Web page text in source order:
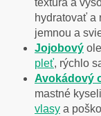
textúra a
hydratovať a
jemnou a
Jojobový
pleť, rýchlo
Avokádový
mastné
vlasy a